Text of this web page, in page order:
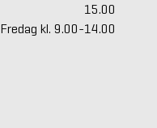
15.00
Fredag kl. 9.00-14.00